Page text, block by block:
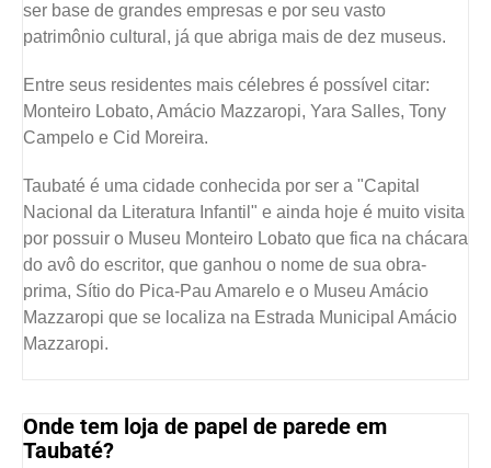
ser base de grandes empresas e por seu vasto
patrimônio cultural, já que abriga mais de dez museus.
Entre seus residentes mais célebres é possível citar:
Monteiro Lobato, Amácio Mazzaropi, Yara Salles, Tony
Campelo e Cid Moreira.
Taubaté é uma cidade conhecida por ser a "Capital
Nacional da Literatura Infantil" e ainda hoje é muito visita
por possuir o Museu Monteiro Lobato que fica na chácara
do avô do escritor, que ganhou o nome de sua obra-
prima, Sítio do Pica-Pau Amarelo e o Museu Amácio
Mazzaropi que se localiza na Estrada Municipal Amácio
Mazzaropi.
Onde tem loja de papel de parede em
Taubaté?